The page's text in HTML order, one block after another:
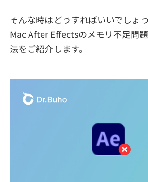
そんな時はどうすればいいでしょ
Mac After Effectsのメモリ不足問
法をご紹介します。